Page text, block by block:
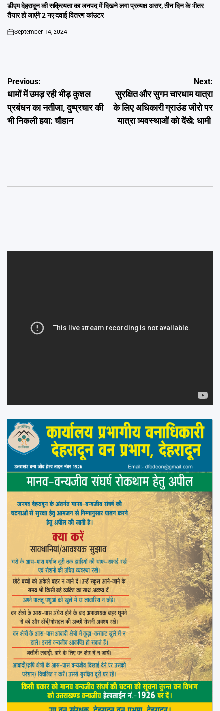
IN
डीएम देहरादून की सक्रियता का जनपद में दिखने लगा प्रत्यक्ष असर, तीन दिन के भीतर
तैयार हो जाएंगे 2 नए दवाई वितरण कांउटर
on
September 14, 2024
Post
navigation
Previous:
धामों में उमड़ रही भीड़ कुशल
प्रबंधन का नतीजा, दुष्प्रचार की
भी निकली हवा: चौहान
Next:
सुरक्षित और सुगम चारधाम यात्रा
के लिए अधिकारी ग्राउंड जीरो पर
यात्रा व्यवस्थाओं को देंखे: धामी